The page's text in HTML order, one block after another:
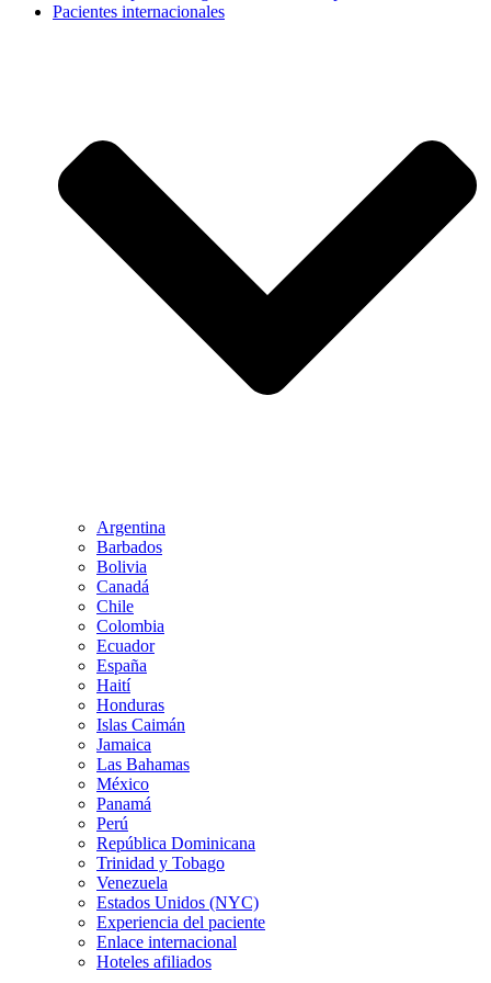
Pacientes internacionales
Argentina
Barbados
Bolivia
Canadá
Chile
Colombia
Ecuador
España
Haití
Honduras
Islas Caimán
Jamaica
Las Bahamas
México
Panamá
Perú
República Dominicana
Trinidad y Tobago
Venezuela
Estados Unidos (NYC)
Experiencia del paciente
Enlace internacional
Hoteles afiliados